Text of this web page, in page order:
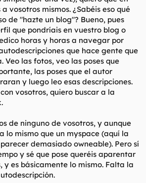
vosotros mismos. ¿Sabéis eso qué
de "hazte un blog"? Bueno, pues
que pondríais en vuestro blog o
horas y horas a navegar por
que hace gente que
Veo las fotos, veo las poses que
las poses que el autor
y luego leo esas descripciones.
vosotros, quiero buscar a la
de ninguno de vosotros, y aunque
lo mismo que un myspace (aquí la
demasiado owneable). Pero sí
y sé que pose queréis aparentar
y es básicamente lo mismo. Falta la